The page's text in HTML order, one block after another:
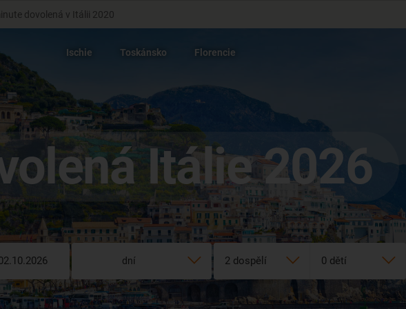
dovolená v Itálii 2020
Ischie Toskánsko Florencie
Itálie 2026
dní